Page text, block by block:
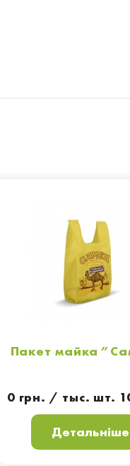
Пакет майка
0 грн. / тыс. шт.
Детальніше